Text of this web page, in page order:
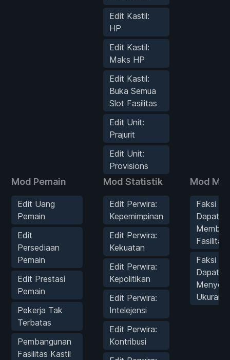
Edit Kastil:
HP
Edit Kastil:
Maks HP
Edit Kastil:
Buka Semua
Slot Fasilitas
Edit Unit:
Prajurit
Edit Unit:
Provisions
Mod Pemain
Edit Uang
Pemain
Edit
Persediaan
Pemain
Edit Prestasi
Pemain
Pekerja Tak
Terbatas
Pembangunan
Fasilitas Kastil
Mod Statistik
Edit Perwira:
Kepemimpinan
Edit Perwira:
Kekuatan
Edit Perwira:
Kepolitikan
Edit Perwira:
Intelejensi
Edit Perwira:
Kontribusi
Mod
Faksi AI
Dapat
Fasilitas
Faksi AI
Dapat
Ukuran